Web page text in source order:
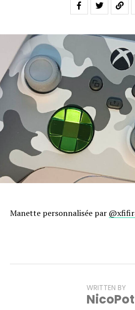
Manette personnalisée par
WRITTEN BY